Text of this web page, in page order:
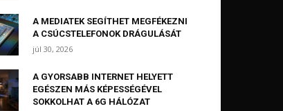
A MEDIATEK SEGÍTHET MEGFÉKEZNI
A CSÚCSTELEFONOK DRÁGULÁSÁT
júl 30, 2026
A GYORSABB INTERNET HELYETT
EGÉSZEN MÁS KÉPESSÉGÉVEL
SOKKOLHAT A 6G HÁLÓZAT